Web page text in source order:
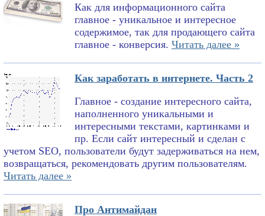
Как для информационного сайта
главное - уникальное и интересное
содержимое, так для продающего сайта
главное - конверсия. Читать далее »
Как заработать в интернете. Часть 2
Главное - создание интересного сайта,
наполненного уникальными и
интересными текстами, картинками и
пр. Если сайт интересный и сделан с
учетом SEO, пользователи будут задерживаться на нем,
возвращаться, рекомендовать другим пользователям.
Читать далее »
Про Антимайдан